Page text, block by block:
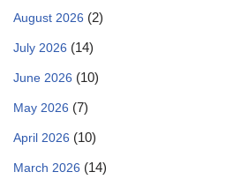
August 2026 (2)
July 2026 (14)
June 2026 (10)
May 2026 (7)
April 2026 (10)
March 2026 (14)